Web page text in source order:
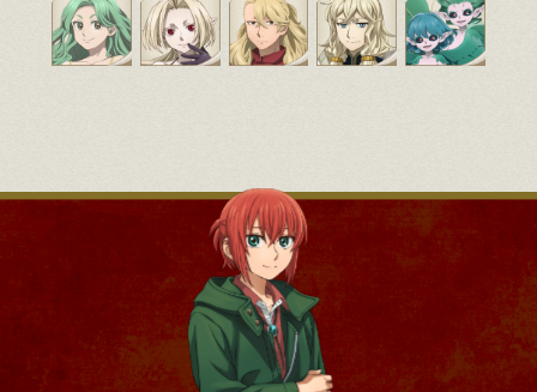
CHARACTER
登場人物
MOVIE
ムービー
SPECIAL
スペシャル